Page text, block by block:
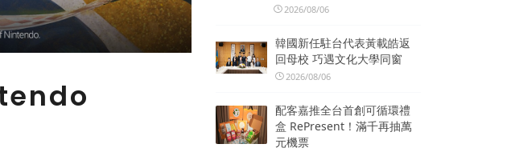
2026/08/06
韓國新任駐台代表黃載皓返
回母校 巧遇文化大學同窗
2026/08/06
配客嘉推全台首創可循環禮
盒 RePresent！滿千再抽萬
元機票